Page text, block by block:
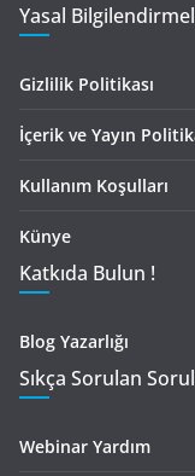
Yasal
Gizlilik Politikası
İçerik ve Yayın
Kullanım Koşulları
Künye
Katkıda Bulun !
Blog Yazarlığı
Sıkça Sorulan
Webinar Yardım